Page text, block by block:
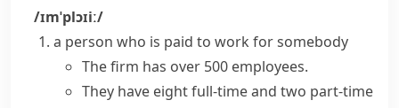
/ɪmˈplɔɪiː/
a person who is paid to work for somebody
The firm has over 500 employees.
They have eightfull-timeand two part-time